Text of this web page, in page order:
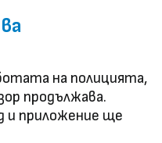
на полицията,
продължава.
и приложение ще